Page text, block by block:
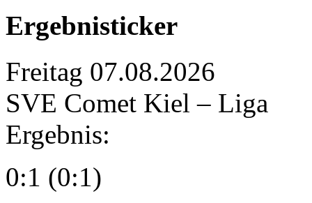
Ergebnisticker
Freitag 07.08.2026
SVE Comet Kiel – Liga
Ergebnis:
0:1 (0:1)